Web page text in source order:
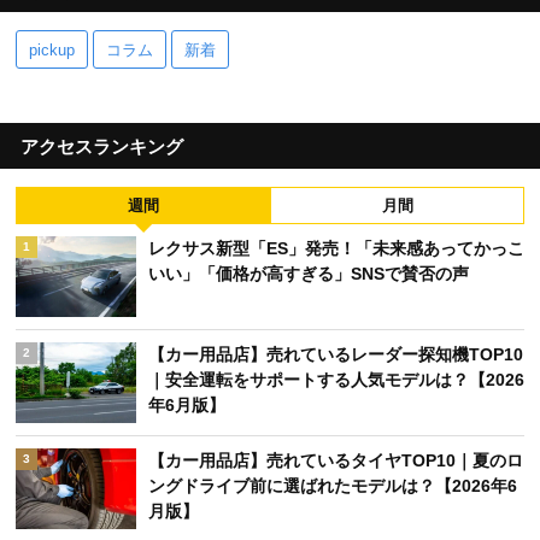
pickup コラム 新着
アクセスランキング
週間 月間
1
レクサス新型「ES」発売！「未来感あってかっこ
いい」「価格が高すぎる」SNSで賛否の声
2
【カー用品店】売れているレーダー探知機TOP10
｜安全運転をサポートする人気モデルは？【2026
年6月版】
3
【カー用品店】売れているタイヤTOP10｜夏のロ
ングドライブ前に選ばれたモデルは？【2026年6
月版】